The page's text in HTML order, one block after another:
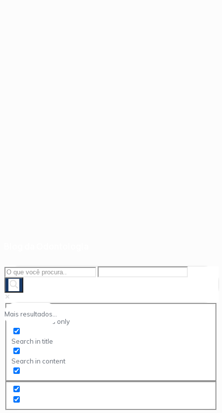
Mais resultados...
Exact matches only
Search in title
Search in content